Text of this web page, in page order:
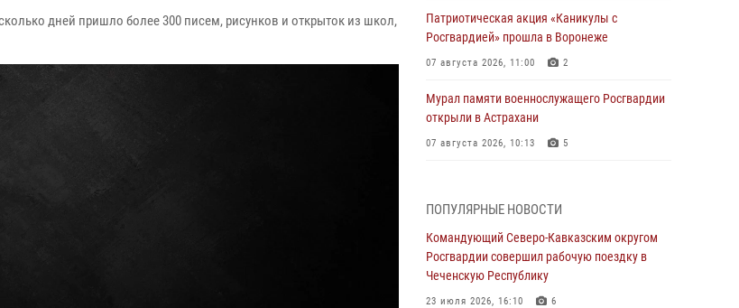
дней пришло более 300 писем, рисунков и открыток из школ,
Патриотическая акция «Каникулы с
Росгвардией» прошла в Воронеже
07 августа 2026, 11:00 2
Мурал памяти военнослужащего Росгвардии
открыли в Астрахани
07 августа 2026, 10:13 5
масштабной мошеннической схемы
07 августа 2026, 09:52
В Росгвардии завершился методический
сбор с руководящим составом военно-
ПОПУЛЯРНЫЕ НОВОСТИ
Командующий Северо-Кавказским округом
Росгвардии совершил рабочую поездку в
Чеченскую Республику
23 июля 2026, 16:10 6